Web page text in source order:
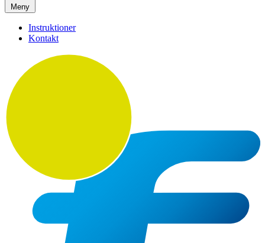
Meny
Instruktioner
Kontakt